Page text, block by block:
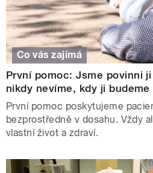
Co vás zajímá
První pomoc: Jsme povinni
nikdy nevíme, kdy ji
První pomoc poskytujeme
bezprostředně v dosahu. Vždy
vlastní život a zdraví.